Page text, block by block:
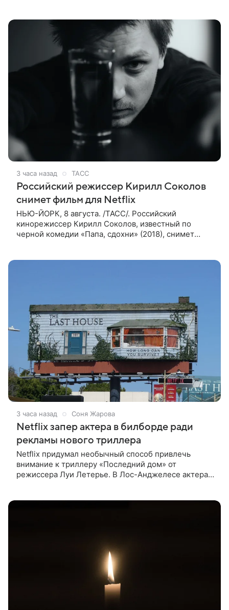
3 часа назад ТАСС
Российский режиссер Кирилл Соколов
снимет фильм для Netflix
НЬЮ-ЙОРК, 8 августа. /ТАСС/. Российский
кинорежиссер Кирилл Соколов, известный по
черной комедии «Папа, сдохни» (2018), снимет
3 часа назад Соня Жарова
Netflix запер актера в билборде ради
рекламы нового триллера
Netflix придумал необычный способ привлечь
внимание к триллеру «Последний дом» от
режиссера Луи Летерье. В Лос-Анджелесе актера